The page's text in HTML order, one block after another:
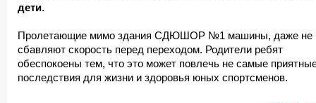
дети.
Пролетающие мимо здания СДЮШОР №1 машины, даже не
сбавляют скорость перед переходом. Родители ребят
обеспокоены тем, что это может повлечь не самые
последствия для жизни и здоровья юных спортсменов.